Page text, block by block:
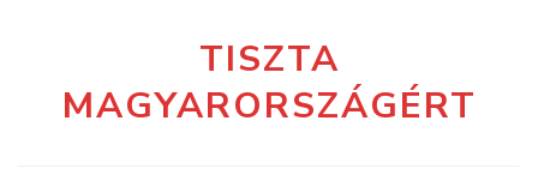
TISZTA
MAGYARORSZÁGÉRT